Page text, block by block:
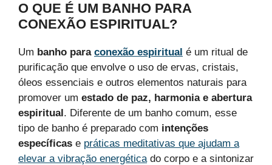
O QUE É UM BANHO PARA
CONEXÃO ESPIRITUAL?
Um banho para conexão espiritual é um ritual de
purificação que envolve o uso de ervas, cristais,
óleos essenciais e outros elementos naturais para
promover um estado de paz, harmonia e abertura
espiritual. Diferente de um banho comum, esse
tipo de banho é preparado com intenções
específicas e práticas meditativas que ajudam a
elevar a vibração energéticado corpo e a sintonizar